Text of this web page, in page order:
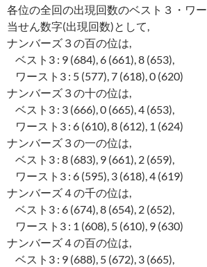
各位の全回の出現回数のベスト３・ワ
当せん数字(出現回数)として,
ナンバーズ３の百の位は,
ベスト3 : 9 (684), 6 (661), 8 (653),
ワースト3 : 5 (577), 7 (618), 0 (620)
ナンバーズ３の十の位は,
ベスト3 : 3 (666), 0 (665), 4 (653),
ワースト3 : 6 (610), 8 (612), 1 (624)
ナンバーズ３の一の位は,
ベスト3 : 8 (683), 9 (661), 2 (659),
ワースト3 : 6 (595), 3 (618), 4 (619)
ナンバーズ４の千の位は,
ベスト3 : 6 (674), 8 (654), 2 (652),
ワースト3 : 1 (608), 5 (610), 9 (630)
ナンバーズ４の百の位は,
ベスト3 : 9 (688), 5 (672), 3 (665),